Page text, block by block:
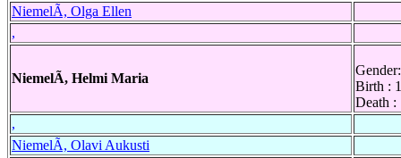
NiemelÃ, Olga Ellen
,
NiemelÃ, Helmi Maria
Birth :
Death :
,
NiemelÃ, Olavi Aukusti